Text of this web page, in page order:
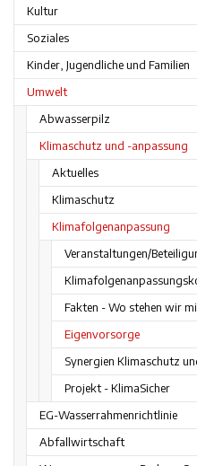
Kultur
Soziales
Kinder, Jugendliche und Familien
Umwelt
Abwasserpilz
Klimaschutz und -anpassung
Aktuelles
Klimaschutz
Klimafolgenanpassung
Veranstaltungen/
Fakten - Wo stehen wir
Eigenvorsorge
Synergien Klimaschutz
Projekt - KlimaSicher
EG-Wasserrahmenrichtlinie
Abfallwirtschaft